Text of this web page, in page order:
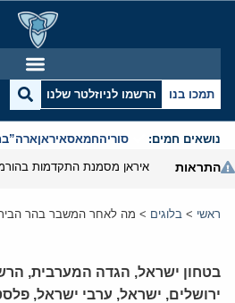
תמכו בנו הרשמו לניוזלטר שלנו
נושאים חמים: סוריהחמאסאיראןארה”ב
התראות
ראשי > בלוגים > מה לאחר המשבר בהר
בטחון ישראל, הגדה המערבית,
ירושלים, ישראל, ערבי ישראל,